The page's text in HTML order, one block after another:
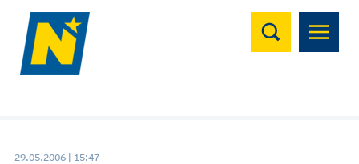
Suchen
29.05.2006 | 15:47